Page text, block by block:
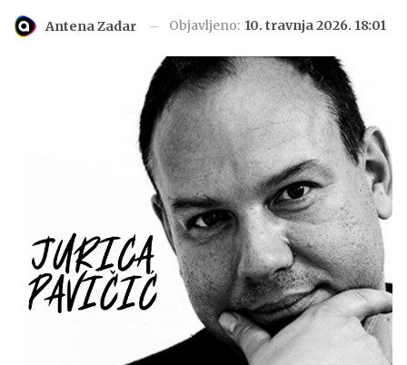
Antena Zadar Objavljeno: 10. travnja 2026. 18:01